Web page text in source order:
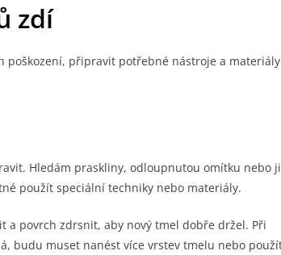
zdí
poškození, připravit potřebné nástroje a
Hledám praskliny, odloupnutou omítku nebo
použít speciální techniky nebo materiály.
a povrch zdrsnit, aby nový tmel dobře držel. Při
budu muset nanést více vrstev tmelu nebo